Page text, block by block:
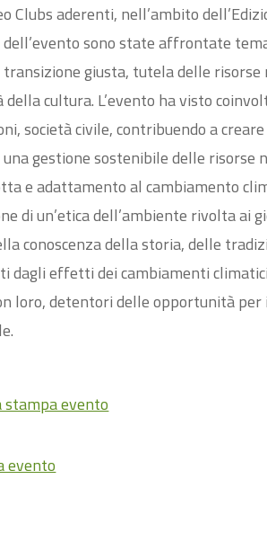
Clubs aderenti, nell’ambito
dell’evento sono state affrontate
giusta, tutela delle
della cultura. L’evento ha visto
società civile, contribuendo a
gestione sostenibile delle
e adattamento al cambiamento
di un’etica dell’ambiente rivolta ai
conoscenza della storia, delle
dagli effetti dei cambiamenti
loro, detentori delle opportunità
stampa evento
evento